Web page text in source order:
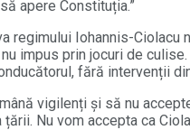
apere Constituția.”
Iohannis-
impus prin jocuri de
fără intervenții
vigilenți și să nu
Nu vom accepta ca